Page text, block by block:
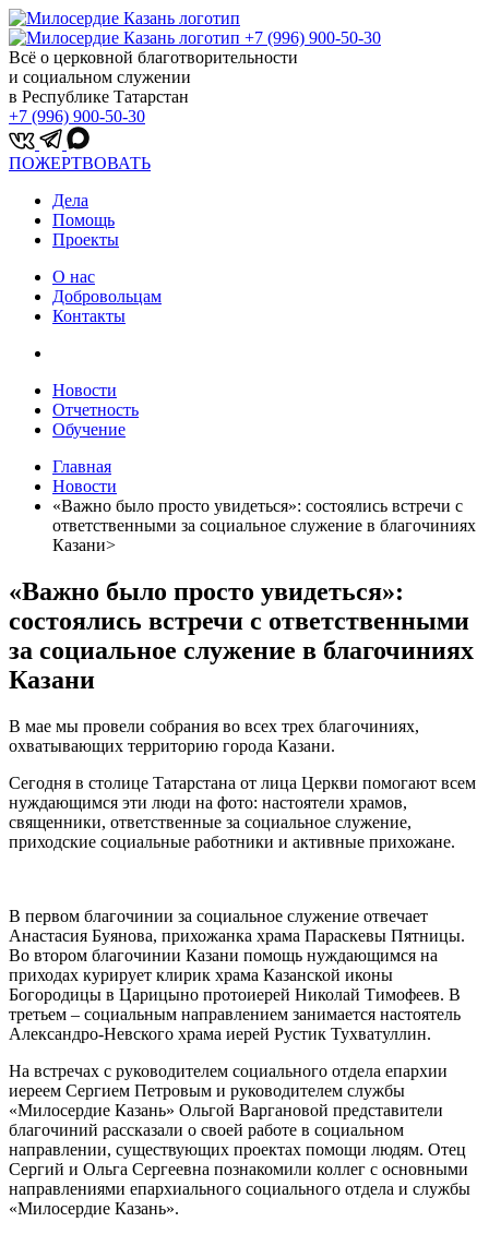
+7 (996) 900-50-30
Всё о церковной благотворительности
и социальном служении
в Республике Татарстан
+7 (996) 900-50-30
ПОЖЕРТВОВАТЬ
Дела
Помощь
Проекты
О нас
Добровольцам
Контакты
Новости
Отчетность
Обучение
Главная
Новости
«Важно было просто увидеться»: состоялись встречи с
ответственными за социальное служение в благочиниях
Казани>
«Важно было просто увидеться»:
состоялись встречи с ответственными
за социальное служение в благочиниях
Казани
В мае мы провели собрания во всех трех благочиниях,
охватывающих территорию города Казани.
Сегодня в столице Татарстана от лица Церкви помогают всем
нуждающимся эти люди на фото: настоятели храмов,
священники, ответственные за социальное служение,
приходские социальные работники и активные прихожане.
В первом благочинии за социальное служение отвечает
Анастасия Буянова, прихожанка храма Параскевы Пятницы.
Во втором благочинии Казани помощь нуждающимся на
приходах курирует клирик храма Казанской иконы
Богородицы в Царицыно протоиерей Николай Тимофеев. В
третьем – социальным направлением занимается настоятель
Александро-Невского храма иерей Рустик Тухватуллин.
На встречах с руководителем социального отдела епархии
иереем Сергием Петровым и руководителем службы
«Милосердие Казань» Ольгой Варгановой представители
благочиний рассказали о своей работе в социальном
направлении, существующих проектах помощи людям. Отец
Сергий и Ольга Сергеевна познакомили коллег с основными
направлениями епархиального социального отдела и службы
«Милосердие Казань».